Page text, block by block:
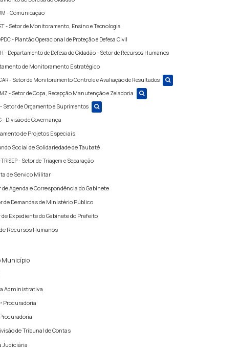
-Comunicação
- Setor de Monitoramento, Ensino e Tecnologia
- Plantão Operacional de Proteção e Defesa Civil
- Departamento de Defesa do Cidadão - Setor de Recursos Humanos
de Monitoramento Estratégico
- Setor de Monitoramento Controle e Avaliação de Resultados
- Setor de Copa, Recepção Manutenção e Zeladoria
Setor de Orçamento e Suprimentos
- Divisão de Governança
de Projetos Especiais
Social de Solidariedade de Taubaté
- Setor de Triagem e Separação
de Servico Militar
de Agenda e Correspondência do Gabinete
de Demandas de Ministério Público
de Expediente do Gabinete do Prefeito
Recursos Humanos
Município
Administrativa
Procuradoria
de Tribunal de Contas
Judiciária